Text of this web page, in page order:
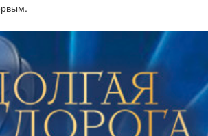
исполнят солисты Мариинского
капеллы, Музыкального
Ф. И. Шаляпина, Камерного хора
после долгого забвения
произведения русского барокко
Михайловича Романова
хранящиеся в манускриптах в